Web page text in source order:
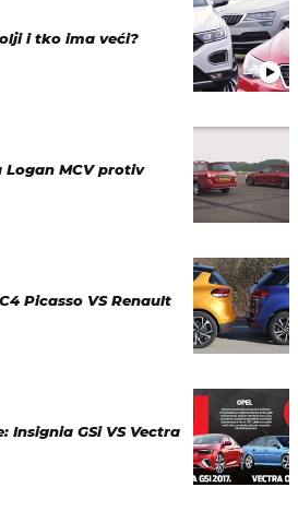
i tko ima veći?
Logan MCV protiv
Picasso VS Renault
Insignia GSi VS Vectra